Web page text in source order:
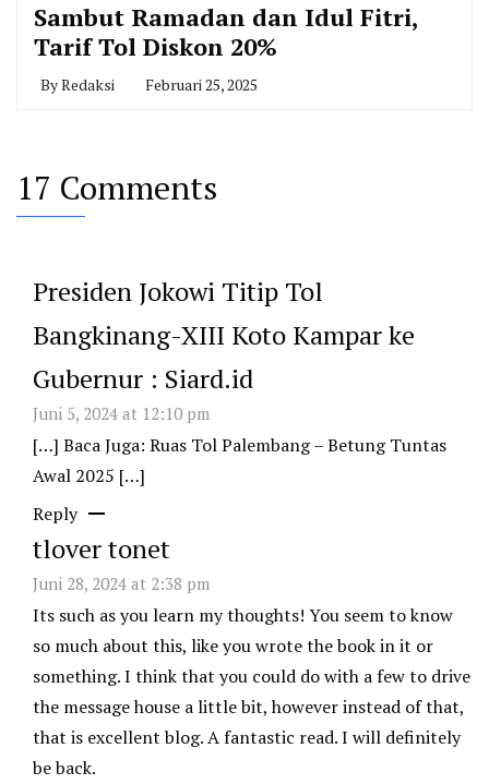
Sambut Ramadan dan Idul Fitri,
Tarif Tol Diskon 20%
ByRedaksi Februari 25, 2025
17 Comments
Presiden Jokowi Titip Tol
Bangkinang-XIII Koto Kampar ke
Gubernur : Siard.id
Juni 5, 2024 at 12:10 pm
[…] Baca Juga: Ruas Tol Palembang – Betung Tuntas
Awal 2025 […]
Reply
tlover tonet
Juni 28, 2024 at 2:38 pm
Its such as you learn my thoughts! You seem to know
so much about this, like you wrote the book in it or
something. I think that you could do with a few to drive
the message house a little bit, however instead of that,
that is excellent blog. A fantastic read. I will definitely
be back.